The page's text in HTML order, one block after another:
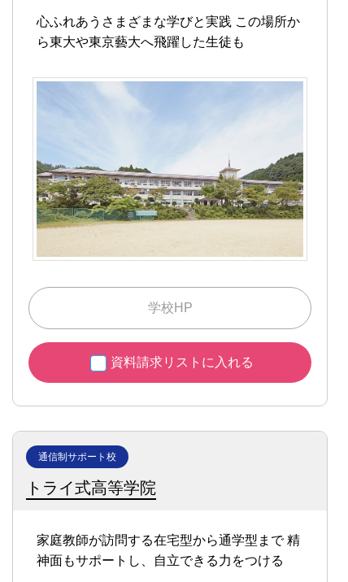
心ふれあうさまざまな学びと実践 この場所か
ら東大や東京藝大へ飛躍した生徒も
学校HP
資料請求リストに入れる
通信制サポート校
トライ式高等学院
家庭教師が訪問する在宅型から通学型まで精
神面もサポートし、自立できる力をつける